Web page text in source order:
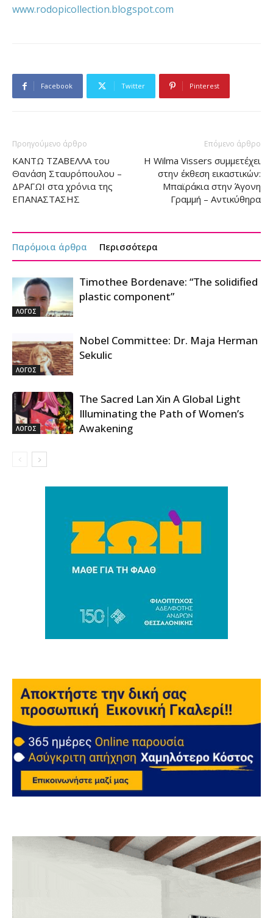
www.rodopicollection.blogspot.com
Facebook Twitter Pinterest
Προηγούμενο άρθρο
KANTΩ ΤΖΑΒΕΛΛΑ του
Θανάση Σταυρόπουλου –
ΔΡΑΓΩΙ στα χρόνια της
ΕΠΑΝΑΣΤΑΣΗΣ
Επόμενο άρθρο
Η Wilma Vissers συμμετέχει
στην έκθεση εικαστικών:
Μπαϊράκια στην Άγονη
Γραμμή – Αντικύθηρα
Παρόμοια άρθρα Περισσότερα
ΛΟΓΟΣ
Timothee Bordenave: “The solidified
plastic component”
ΛΟΓΟΣ
Nobel Committee: Dr. Maja Herman
Sekulic
ΛΟΓΟΣ
The Sacred Lan Xin A Global Light
Illuminating the Path of Women’s
Awakening